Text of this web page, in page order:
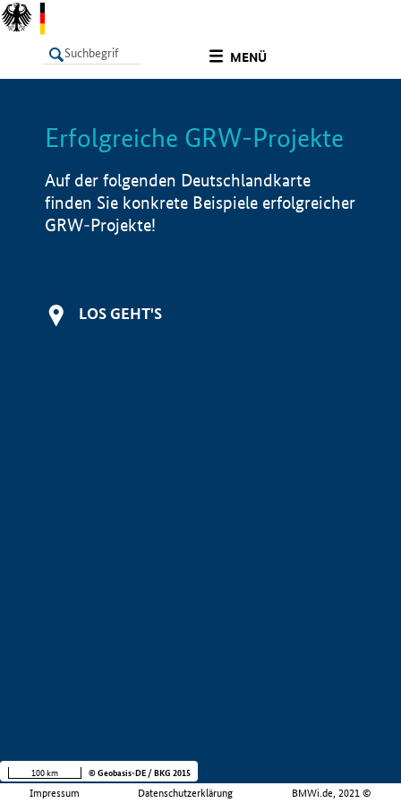
MENÜ
LISTE Info
Erfolgreiche GRW-Projekte
Auf der folgenden Deutschlandkarte
finden Sie konkrete Beispiele erfolgreicher
GRW-Projekte!
LOS GEHT'S
Impressum Datenschutzerklärung BMWi.de, 2021 ©
100 km © Geobasis-DE / BKG 2015